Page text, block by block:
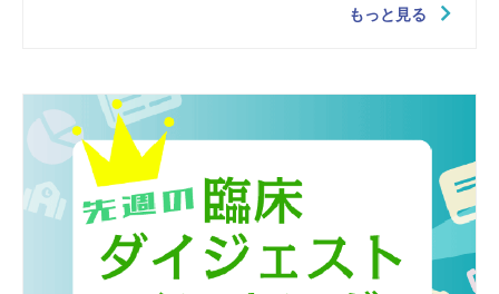
もっと見る